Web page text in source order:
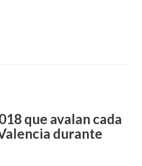
que avalan cada
durante